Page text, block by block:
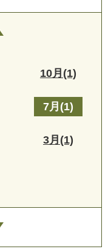
10月(1)
7月(1)
3月(1)